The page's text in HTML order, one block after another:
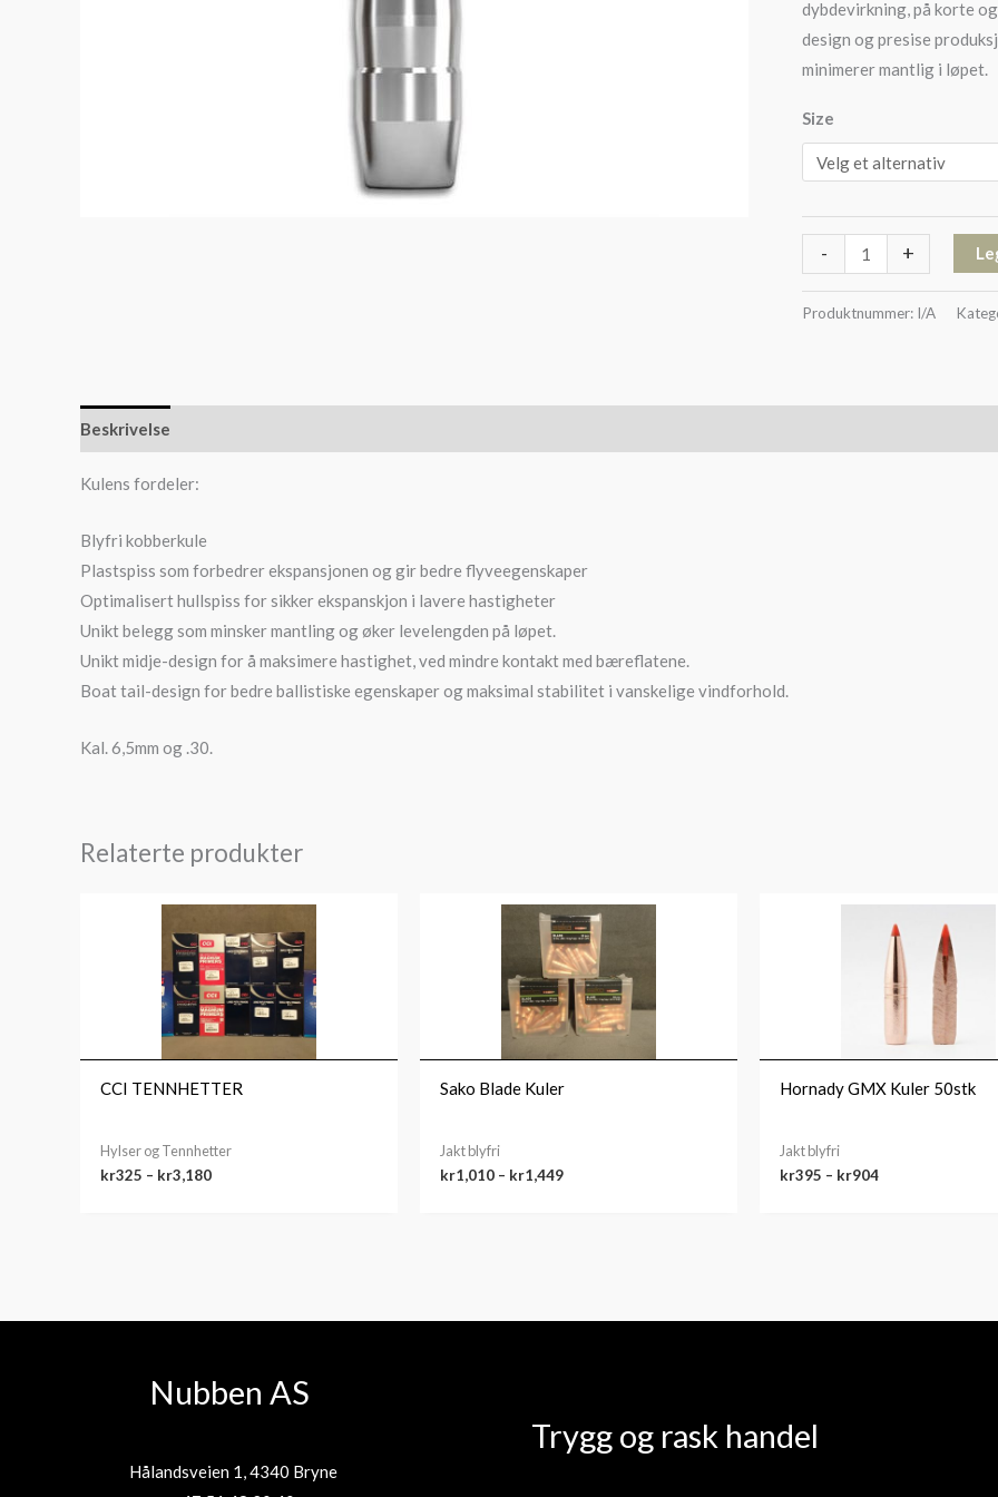
dybdevirkning, på korte
design og presise
minimerer mantlig i løpet.
Size
- +
Produktnummer: I/A
Beskrivelse
Kulens fordeler:
Blyfri kobberkule
Plastspiss som forbedrer ekspansjonen og gir bedre flyveegenskaper
Optimalisert hullspiss for sikker ekspanskjon i lavere hastigheter
Unikt belegg som minsker mantling og øker levelengden på løpet.
Unikt midje-design for å maksimere hastighet, ved mindre kontakt med bæreflatene.
Boat tail-design for bedre ballistiske egenskaper og maksimal stabilitet i vanskelige vindforhold.
Kal. 6,5mm og .30.
Relaterte produkter
CCI TENNHETTER
Hylser og Tennhetter
kr325 – kr3,180
Prisområde:
til
kr3,180
Sako Blade Kuler
Jakt blyfri
kr1,010 – kr1,449
Prisområde:
kr1,010
til
kr1,449
Hornady GMX Kuler 50stk
Jakt blyfri
kr395 – kr904
Prisområde:
kr395
til
kr904
Nubben AS
Hålandsveien 1, 4340 Bryne
Trygg og rask handel